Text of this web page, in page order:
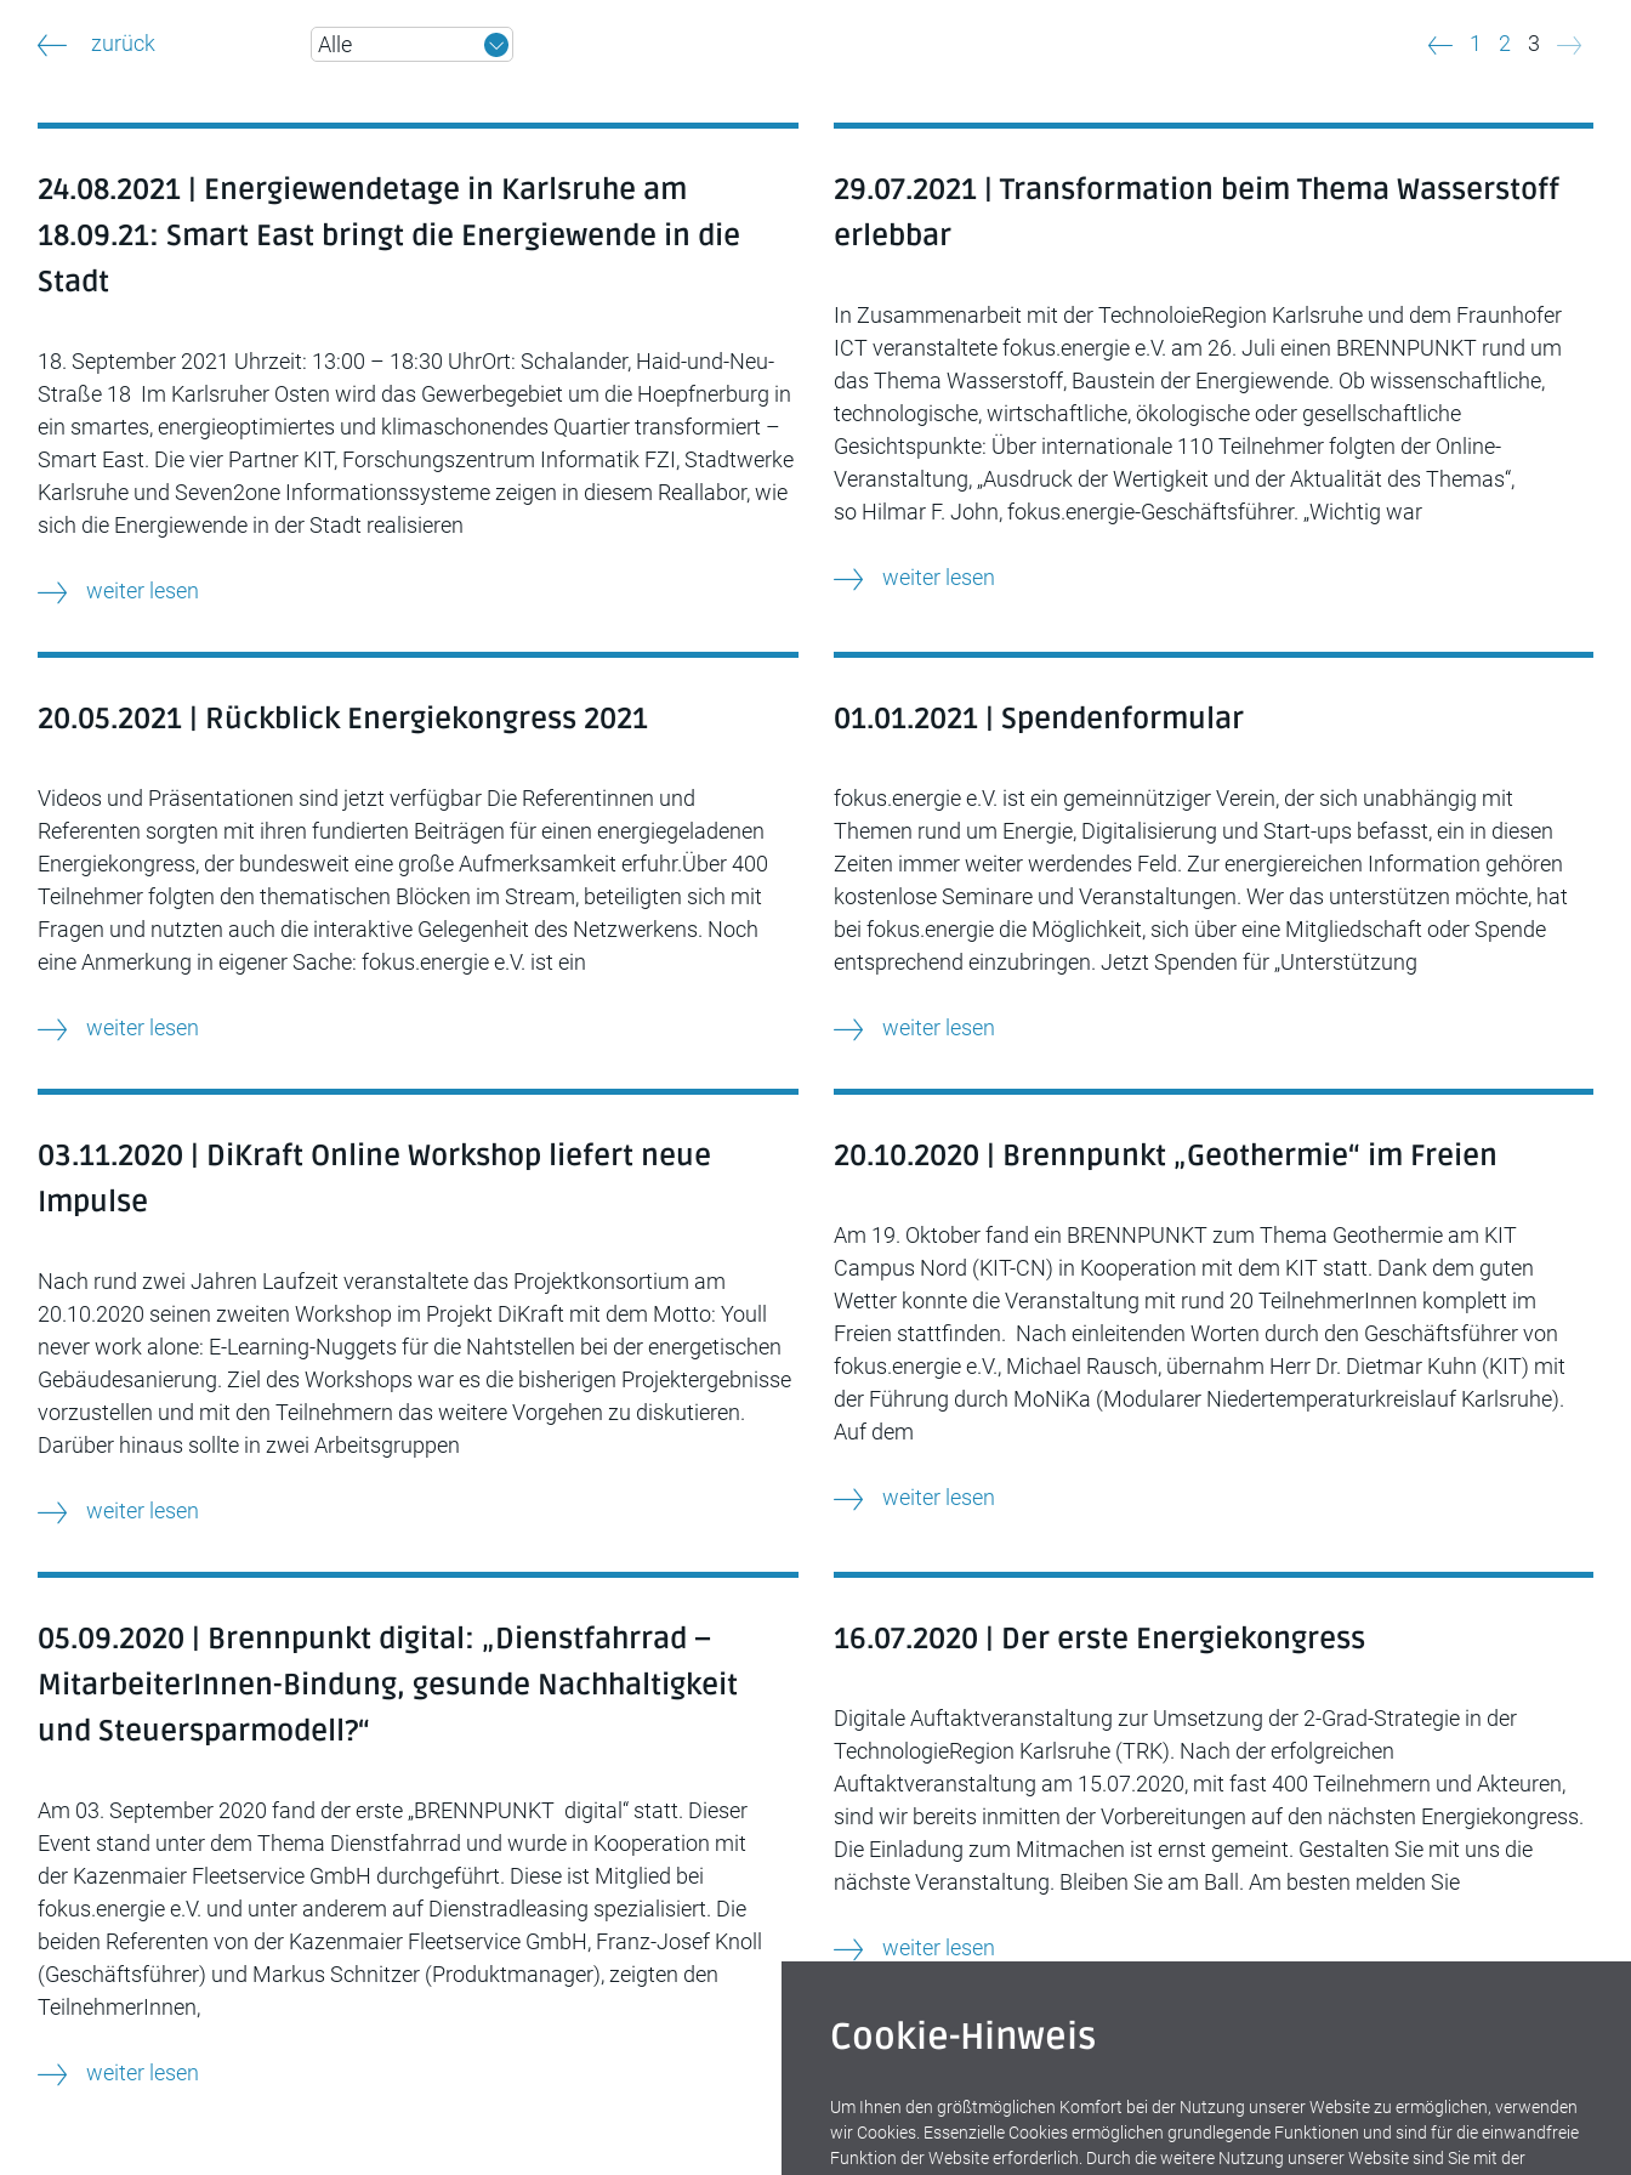
zurück 1 2 3
24.08.2021 | Energiewendetage in Karlsruhe am
18.09.21: Smart East bringt die Energiewende in die
Stadt
18. September 2021 Uhrzeit: 13:00 – 18:30 UhrOrt: Schalander, Haid-und-Neu-
Straße 18 Im Karlsruher Osten wird das Gewerbegebiet um die Hoepfnerburg in
ein smartes, energieoptimiertes und klimaschonendes Quartier transformiert –
Smart East. Die vier Partner KIT, Forschungszentrum Informatik FZI, Stadtwerke
Karlsruhe und Seven2one Informationssysteme zeigen in diesem Reallabor, wie
sich die Energiewende in der Stadt realisieren
weiter lesen
29.07.2021 | Transformation beim Thema Wasserstoff
erlebbar
In Zusammenarbeit mit der TechnoloieRegion Karlsruhe und dem Fraunhofer
ICT veranstaltete fokus.energie e.V. am 26. Juli einen BRENNPUNKT rund um
das Thema Wasserstoff, Baustein der Energiewende. Ob wissenschaftliche,
technologische, wirtschaftliche, ökologische oder gesellschaftliche
Gesichtspunkte: Über internationale 110 Teilnehmer folgten der Online-
Veranstaltung, „Ausdruck der Wertigkeit und der Aktualität des Themas“,
so Hilmar F. John, fokus.energie-Geschäftsführer. „Wichtig war
weiter lesen
20.05.2021 | Rückblick Energiekongress 2021
Videos und Präsentationen sind jetzt verfügbar Die Referentinnen und
Referenten sorgten mit ihren fundierten Beiträgen für einen energiegeladenen
Energiekongress, der bundesweit eine große Aufmerksamkeit erfuhr.Über 400
Teilnehmer folgten den thematischen Blöcken im Stream, beteiligten sich mit
Fragen und nutzten auch die interaktive Gelegenheit des Netzwerkens. Noch
eine Anmerkung in eigener Sache: fokus.energie e.V. ist ein
weiter lesen
01.01.2021 | Spendenformular
fokus.energie e.V. ist ein gemeinnütziger Verein, der sich unabhängig mit
Themen rund um Energie, Digitalisierung und Start-ups befasst, ein in diesen
Zeiten immer weiter werdendes Feld. Zur energiereichen Information gehören
kostenlose Seminare und Veranstaltungen. Wer das unterstützen möchte, hat
bei fokus.energie die Möglichkeit, sich über eine Mitgliedschaft oder Spende
entsprechend einzubringen. Jetzt Spenden für „Unterstützung
weiter lesen
03.11.2020 | DiKraft Online Workshop liefert neue
Impulse
Nach rund zwei Jahren Laufzeit veranstaltete das Projektkonsortium am
20.10.2020 seinen zweiten Workshop im Projekt DiKraft mit dem Motto: Youll
never work alone: E-Learning-Nuggets für die Nahtstellen bei der energetischen
Gebäudesanierung. Ziel des Workshops war es die bisherigen Projektergebnisse
vorzustellen und mit den Teilnehmern das weitere Vorgehen zu diskutieren.
Darüber hinaus sollte in zwei Arbeitsgruppen
weiter lesen
20.10.2020 | Brennpunkt „Geothermie“ im Freien
Am 19. Oktober fand ein BRENNPUNKT zum Thema Geothermie am KIT
Campus Nord (KIT-CN) in Kooperation mit dem KIT statt. Dank dem guten
Wetter konnte die Veranstaltung mit rund 20 TeilnehmerInnen komplett im
Freien stattfinden. Nach einleitenden Worten durch den Geschäftsführer von
fokus.energie e.V., Michael Rausch, übernahm Herr Dr. Dietmar Kuhn (KIT) mit
der Führung durch MoNiKa (Modularer Niedertemperaturkreislauf Karlsruhe).
Auf dem
weiter lesen
05.09.2020 | Brennpunkt digital: „Dienstfahrrad –
MitarbeiterInnen-Bindung, gesunde Nachhaltigkeit
und Steuersparmodell?“
Am 03. September 2020 fand der erste „BRENNPUNKT  digital“ statt. Dieser
Event stand unter dem Thema Dienstfahrrad und wurde in Kooperation mit
der Kazenmaier Fleetservice GmbH durchgeführt. Diese ist Mitglied bei
fokus.energie e.V. und unter anderem auf Dienstradleasing spezialisiert. Die
beiden Referenten von der Kazenmaier Fleetservice GmbH, Franz-Josef Knoll
(Geschäftsführer) und Markus Schnitzer (Produktmanager), zeigten den
TeilnehmerInnen,
weiter lesen
16.07.2020 | Der erste Energiekongress
Digitale Auftaktveranstaltung zur Umsetzung der 2-Grad-Strategie in der
TechnologieRegion Karlsruhe (TRK). Nach der erfolgreichen
Auftaktveranstaltung am 15.07.2020, mit fast 400 Teilnehmern und Akteuren,
sind wir bereits inmitten der Vorbereitungen auf den nächsten Energiekongress.
Die Einladung zum Mitmachen ist ernst gemeint. Gestalten Sie mit uns die
nächste Veranstaltung. Bleiben Sie am Ball. Am besten melden Sie
weiter lesen
Cookie-Hinweis
Um Ihnen den größtmöglichen Komfort bei der Nutzung unserer Website zu ermöglichen, verwenden
wir Cookies. Essenzielle Cookies ermöglichen grundlegende Funktionen und sind für die einwandfreie
Funktion der Website erforderlich. Durch die weitere Nutzung unserer Website sind Sie mit der